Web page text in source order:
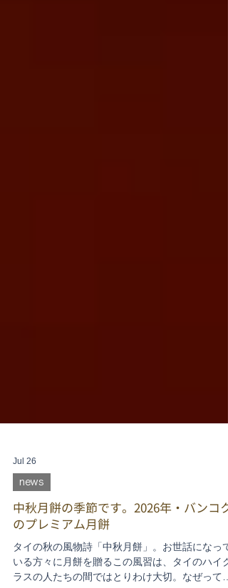
Jul 26
news
中秋月餅の季節です。2026年・バンコク
のプレミアム月餅
タイの秋の風物詩「中秋月餅」。お世話になって